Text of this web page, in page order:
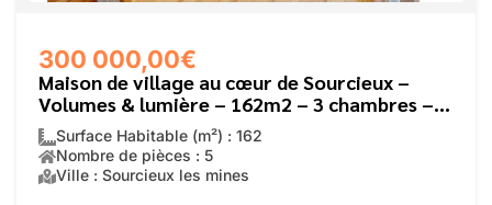
300 000,00€
Maison de village au cœur de Sourcieux –
Volumes & lumière – 162m2 – 3 chambres –
garage
Surface Habitable (m²) : 162
Nombre de pièces : 5
Ville : Sourcieux les mines